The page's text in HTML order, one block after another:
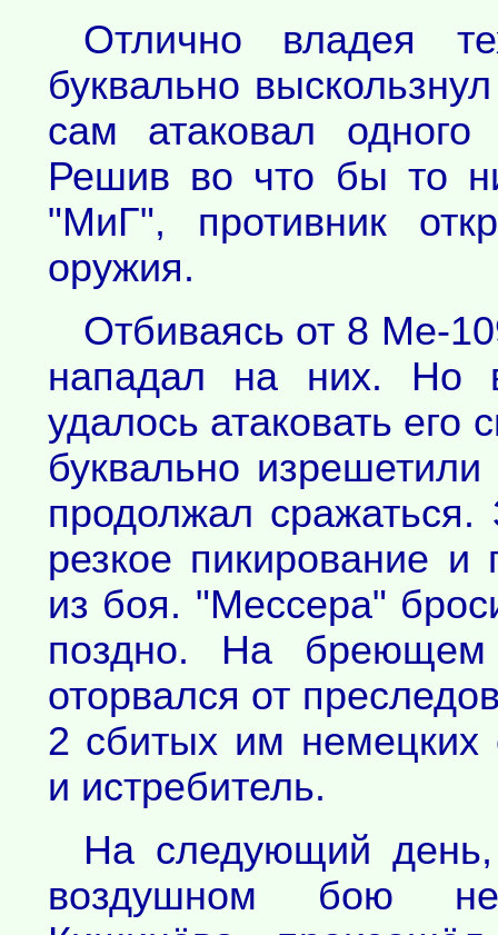
Отлично владея
буквально
сам атаковал
Решив во что бы то
"МиГ", противник
оружия.
Отбиваясь от 8 Ме-
нападал на них. Но
удалось атаковать
буквально
продолжал
резкое пикирование
из боя. "Мессера"
поздно. На бреющем
оторвался от
2 сбитых им
и истребитель.
На следующий
воздушном бою